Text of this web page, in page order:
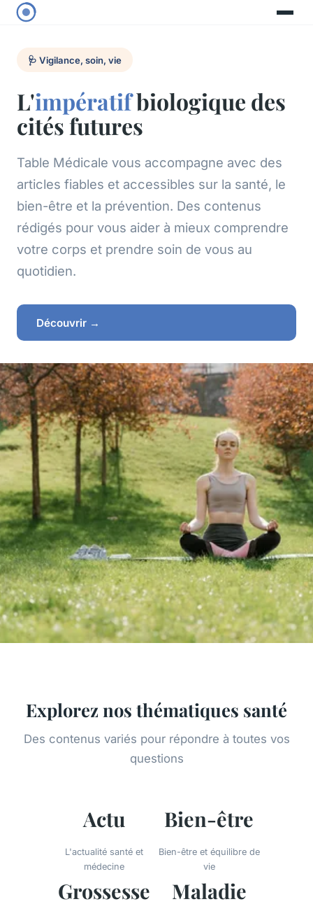
🩺 Vigilance, soin, vie
L'impératifbiologique des
cités futures
Table Médicale vous accompagne avec des
articles fiables et accessibles sur la santé, le
bien-être et la prévention. Des contenus
rédigés pour vous aider à mieux comprendre
votre corps et prendre soin de vous au
quotidien.
Découvrir →
Explorez nos thématiques santé
Des contenus variés pour répondre à toutes vos
questions
Actu
L'actualité santé et
médecine
Bien-être
Bien-être et équilibre de
vie
Grossesse Maladie